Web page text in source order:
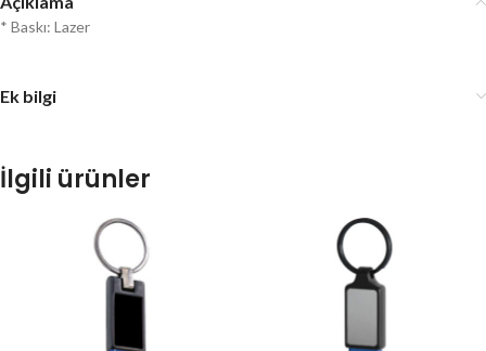
* Baskı: Lazer
Ek bilgi
İlgili ürünler